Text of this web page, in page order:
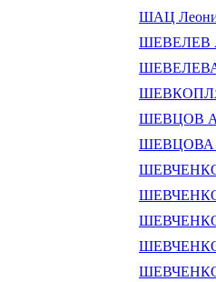
ШАЦ
ШЕВЕЛЕВ
ШЕВЕЛЕВА
ШЕВЦОВ
ШЕВЦОВА
ШЕВЧЕНКО
ШЕВЧЕНКО
ШЕВЧЕНКО
ШЕВЧЕНКО
ШЕВЧЕНКО